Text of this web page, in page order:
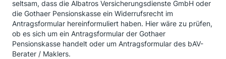
seltsam, dass die Albatros Versicherungsdienste GmbH oder
die Gothaer Pensionskasse ein Widerrufsrecht im
Antragsformular hereinformuliert haben. Hier wäre zu prüfen,
ob es sich um ein Antragsformular der Gothaer
Pensionskasse handelt oder um Antragsformular des bAV-
Berater / Maklers.